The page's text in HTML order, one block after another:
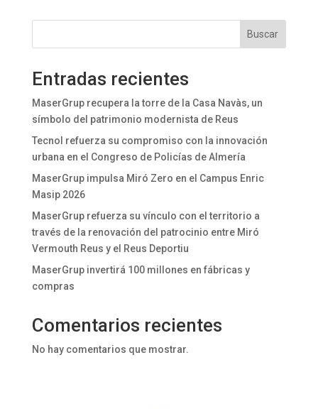
Buscar
Entradas recientes
MaserGrup recupera la torre de la Casa Navàs, un
símbolo del patrimonio modernista de Reus
Tecnol refuerza su compromiso con la innovación
urbana en el Congreso de Policías de Almería
MaserGrup impulsa Miró Zero en el Campus Enric
Masip 2026
MaserGrup refuerza su vínculo con el territorio a
través de la renovación del patrocinio entre Miró
Vermouth Reus y el Reus Deportiu
MaserGrup invertirá 100 millones en fábricas y
compras
Comentarios recientes
No hay comentarios que mostrar.